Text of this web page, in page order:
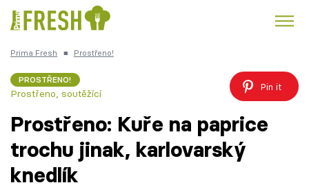
Česká kuchyně
Témata
Prima Fresh ■ Prostřeno!
PROSTŘENO!
Prostřeno, soutěžící
Pin it
Prostřeno: Kuře na paprice
trochu jinak, karlovarský
knedlík